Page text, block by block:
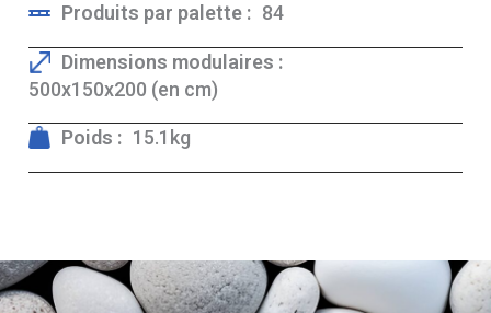
Produits par palette : 84
Dimensions modulaires :
500x150x200 (en cm)
Poids : 15.1kg